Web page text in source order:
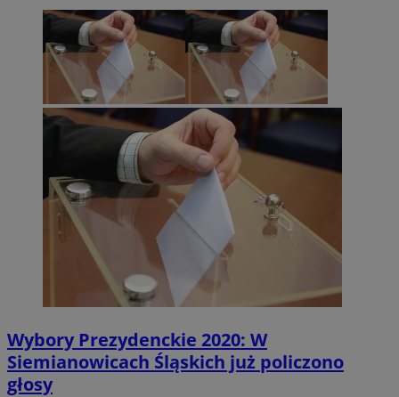
Wybory Prezydenckie 2020: W
Siemianowicach Śląskich już policzono
głosy